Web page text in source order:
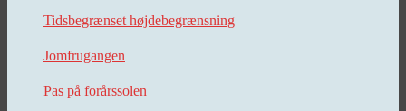
Tidsbegrænset højdebegrænsning
Jomfrugangen
Pas på forårssolen